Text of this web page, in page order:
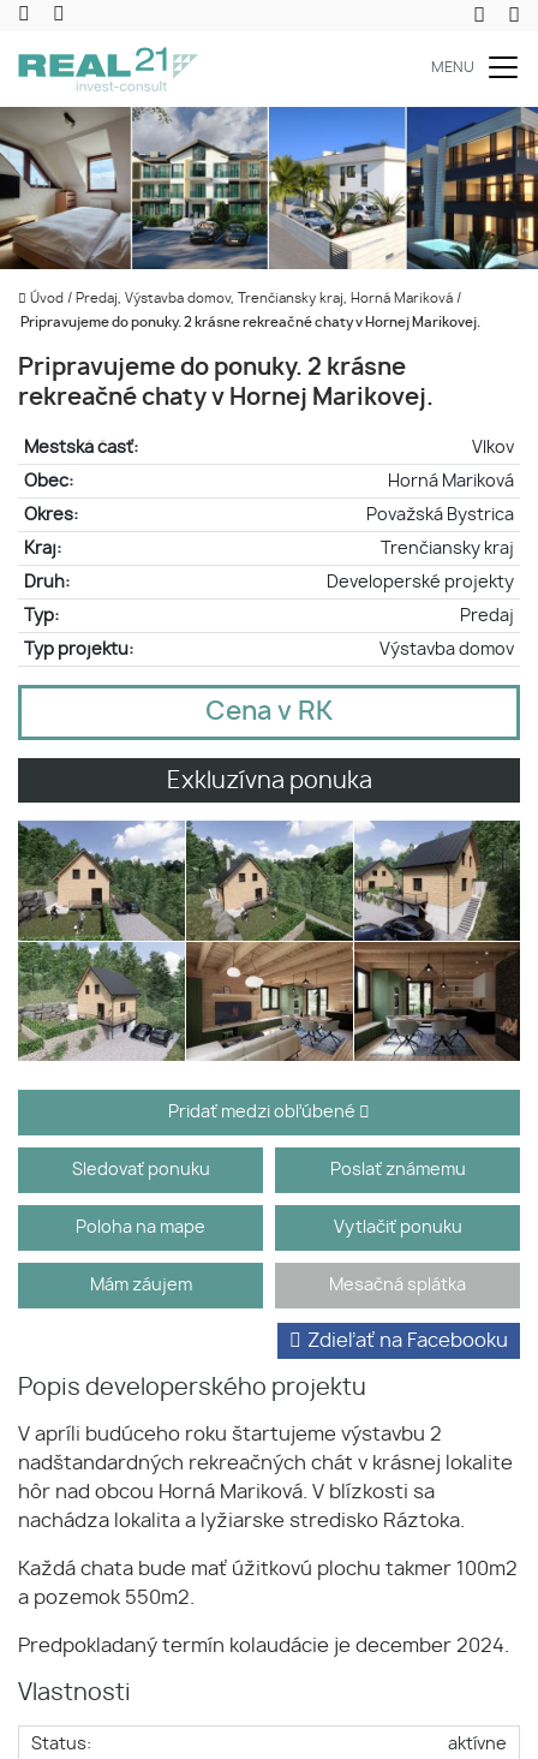
MENU
Úvod / Predaj, Výstavba domov, Trenčiansky kraj, Horná Mariková /
Pripravujeme do ponuky. 2 krásne rekreačné chaty v Hornej Marikovej.
Pripravujeme do ponuky. 2 krásne
rekreačné chaty v Hornej Marikovej.
Mestská časť:
Vlkov
Obec:
Horná Mariková
Okres:
Považská Bystrica
Kraj:
Trenčiansky kraj
Druh:
Developerské projekty
Typ:
Predaj
Typ projektu:
Výstavba domov
Cena v RK
Exkluzívna ponuka
Pridať medzi obľúbené
Sledovať ponuku Poslať známemu
Poloha na mape Vytlačiť ponuku
Mám záujem Mesačná splátka
Popis developerského projektu
Zdieľať na Facebooku
V apríli budúceho roku štartujeme výstavbu 2
nadštandardných rekreačných chát v krásnej lokalite
hôr nad obcou Horná Mariková. V blízkosti sa
nachádza lokalita a lyžiarske stredisko Ráztoka.
Každá chata bude mať úžitkovú plochu takmer 100m2
a pozemok 550m2.
Predpokladaný termín kolaudácie je december 2024.
Vlastnosti
Status:
aktívne